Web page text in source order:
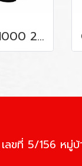
Gbracing GSXR1000 2009-2016
เลขที่ 5/156 หมู่